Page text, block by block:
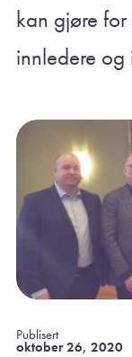
kan gjøre
innledere
Publisert
oktober 26, 2020